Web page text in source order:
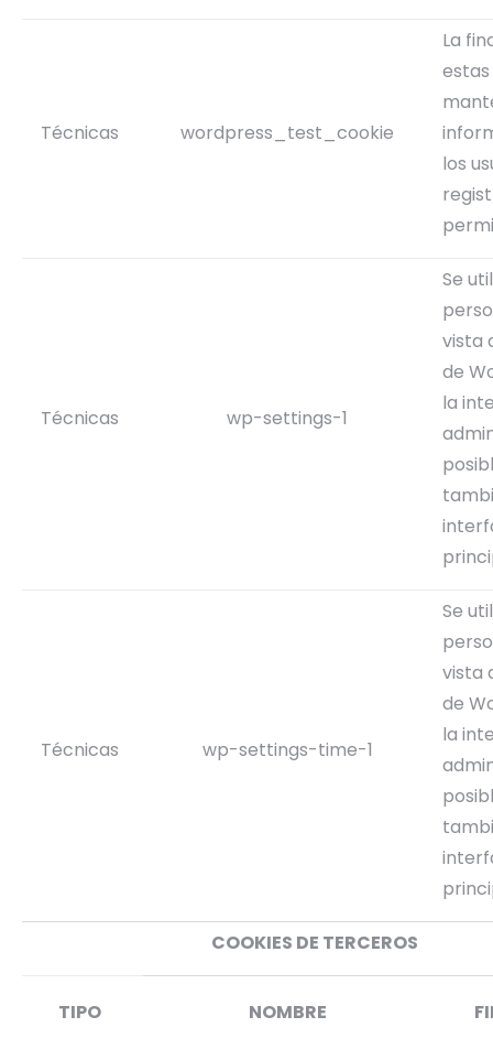
Técnicas wordpress_test_cookie
La
los
Técnicas wp-settings-1
Se
vista
de
la
Técnicas wp-settings-time-1
Se
vista
de
la
COOKIES DE TERCEROS
TIPO NOMBRE